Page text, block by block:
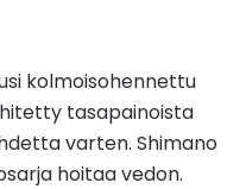
kolmoisohennettu
tasapainoista
varten. Shimano
hoitaa vedon.